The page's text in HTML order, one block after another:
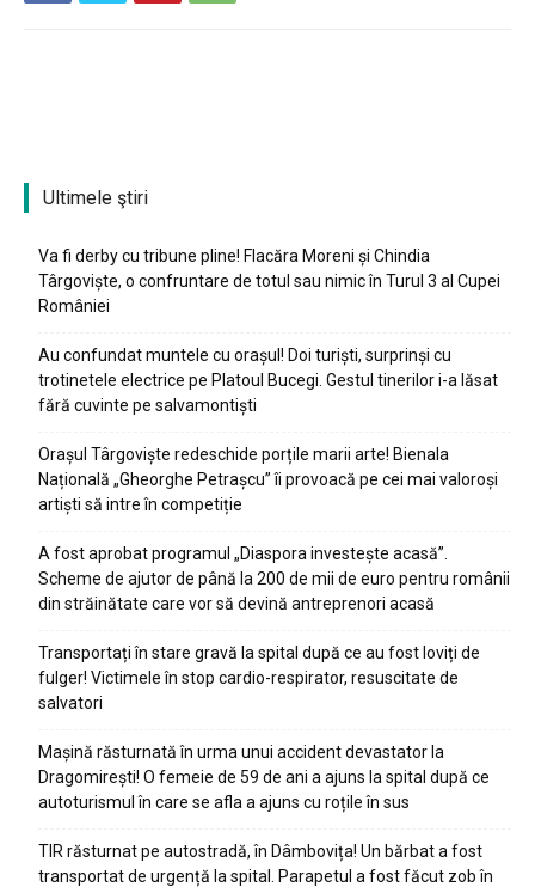
Ultimele ştiri
Va fi derby cu tribune pline! Flacăra Moreni și Chindia
Târgoviște, o confruntare de totul sau nimic în Turul 3 al Cupei
României
Au confundat muntele cu orașul! Doi turiști, surprinși cu
trotinetele electrice pe Platoul Bucegi. Gestul tinerilor i-a lăsat
fără cuvinte pe salvamontiști
Orașul Târgoviște redeschide porțile marii arte! Bienala
Națională „Gheorghe Petrașcu” îi provoacă pe cei mai valoroși
artiști să intre în competiție
A fost aprobat programul „Diaspora investește acasă”.
Scheme de ajutor de până la 200 de mii de euro pentru românii
din străinătate care vor să devină antreprenori acasă
Transportați în stare gravă la spital după ce au fost loviți de
fulger! Victimele în stop cardio-respirator, resuscitate de
salvatori
Mașină răsturnată în urma unui accident devastator la
Dragomirești! O femeie de 59 de ani a ajuns la spital după ce
autoturismul în care se afla a ajuns cu roțile în sus
TIR răsturnat pe autostradă, în Dâmbovița! Un bărbat a fost
transportat de urgență la spital. Parapetul a fost făcut zob în